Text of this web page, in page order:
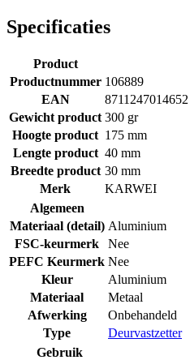
Specificaties
Product
Productnummer 106889
EAN
8711247014652
Gewicht product 300 gr
Hoogte product 175 mm
Lengte product 40 mm
Breedte product 30 mm
Merk
KARWEI
Algemeen
Materiaal (detail) Aluminium
FSC-keurmerk
Nee
PEFC Keurmerk Nee
Kleur
Aluminium
Materiaal
Metaal
Afwerking
Onbehandeld
Type
Deurvastzetter
Gebruik